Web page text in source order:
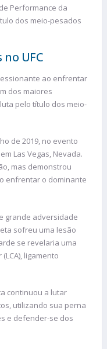
Performance da
dos meio-pesados
UFC
ao enfrentar
dos maiores
pelo título dos meio-
de 2019, no evento
Las Vegas, Nevada.
mas demonstrou
enfrentar o dominante
grande adversidade
sofreu uma lesão
se revelaria uma
ligamento
continuou a lutar
utilizando sua perna
e defender-se dos